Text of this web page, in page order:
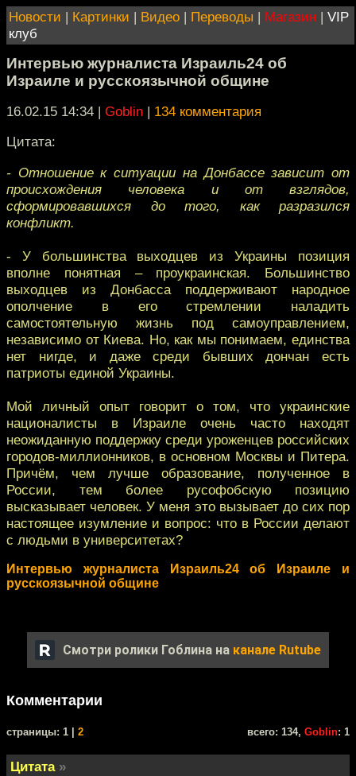
Новости | Картинки | Видео | Переводы | Магазин | VIP
клуб
Интервью журналиста Израиль24 об
Израиле и русскоязычной общине
16.02.15 14:34 | Goblin | 134 комментария
Цитата:
- Отношение к ситуации на Донбассе зависит от
происхождения человека и от взглядов,
сформировавшихся до того, как разразился
конфликт.
- У большинства выходцев из Украины позиция
вполне понятная – проукраинская. Большинство
выходцев из Донбасса поддерживают народное
ополчение в его стремлении наладить
самостоятельную жизнь под самоуправлением,
независимо от Киева. Но, как мы понимаем, единства
нет нигде, и даже среди бывших дончан есть
патриоты единой Украины.
Мой личный опыт говорит о том, что украинские
националисты в Израиле очень часто находят
неожиданную поддержку среди уроженцев российских
городов-миллионников, в основном Москвы и Питера.
Причём, чем лучше образование, полученное в
России, тем более русофобскую позицию
высказывает человек. У меня это вызывает до сих пор
настоящее изумление и вопрос: что в России делают
с людьми в университетах?
Интервью журналиста Израиль24 об Израиле и
русскоязычной общине
Смотри ролики Гоблина на канале Rutube
Комментарии
cтраницы: 1 | 2 всего: 134, Goblin: 1
Цитата »